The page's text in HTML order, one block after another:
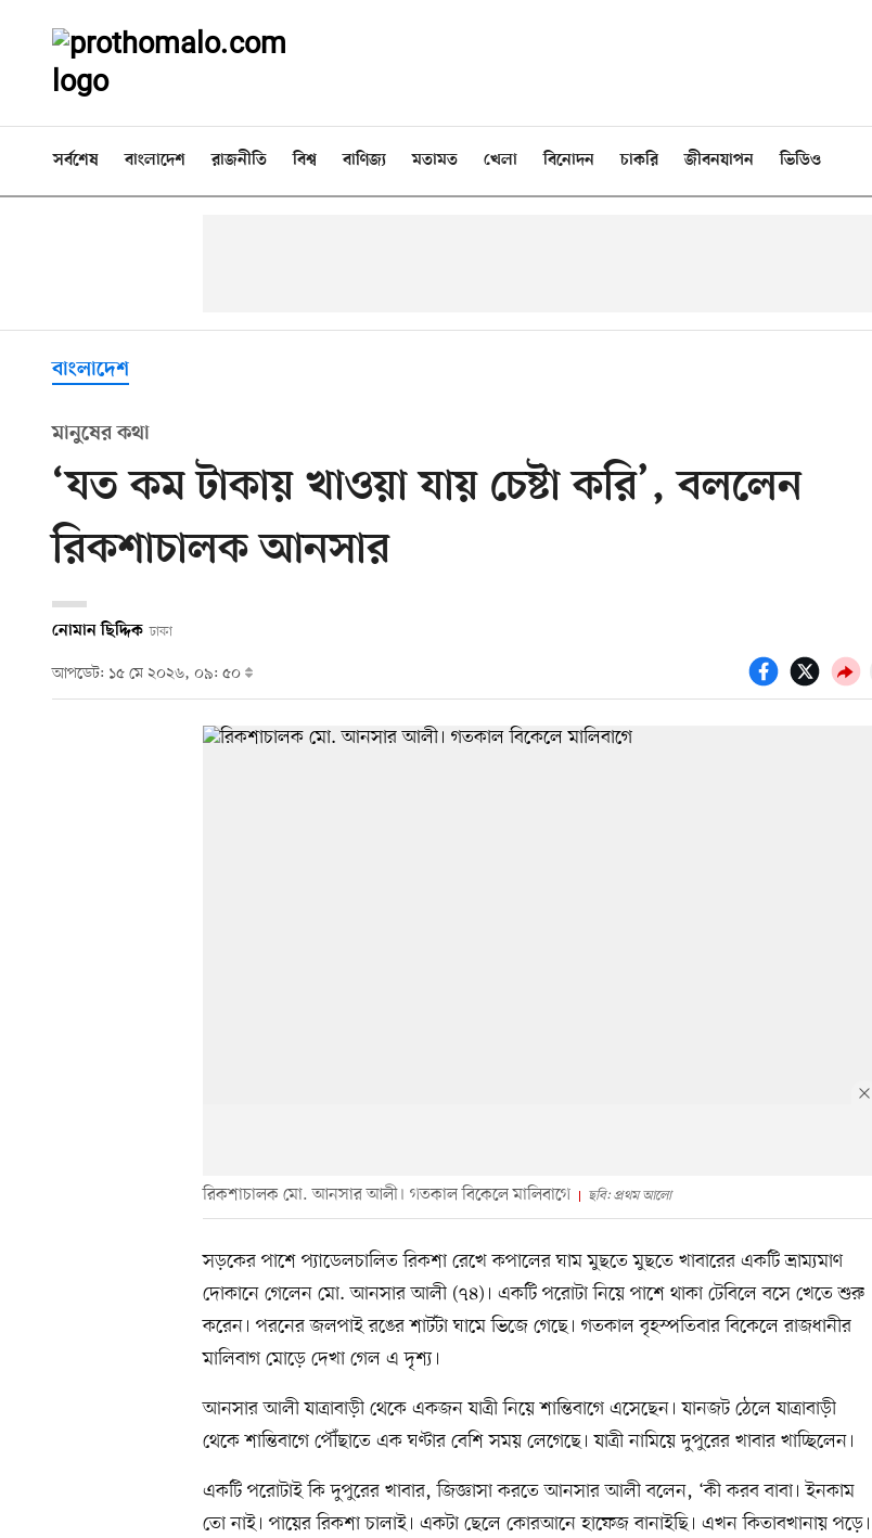
সর্বশেষ বাংলাদেশ রাজনীতি বিশ্ব বাণিজ্য মতামত খেলা বিনোদন চাকরি জীবনযাপন ভিডিও
বাংলাদেশ
মানুষের কথা
‘যত কম টাকায় খাওয়া যায় চেষ্টা করি’, বললেন
রিকশাচালক আনসার
নোমান ছিদ্দিক ঢাকা
আপডেট: ১৫ মে ২০২৬, ০৯: ৫০
রিকশাচালক মো. আনসার আলী। গতকাল বিকেলে মালিবাগে ছবি: প্রথম আলো
সড়কের পাশে প্যাডেলচালিত রিকশা রেখে কপালের ঘাম মুছতে মুছতে খাবারের একটি ভ্রাম্যমাণ
দোকানে গেলেন মো. আনসার আলী (৭৪)। একটি পরোটা নিয়ে পাশে থাকা টেবিলে বসে খেতে শুরু
করেন। পরনের জলপাই রঙের শার্টটা ঘামে ভিজে গেছে। গতকাল বৃহস্পতিবার বিকেলে রাজধানীর
মালিবাগ মোড়ে দেখা গেল এ দৃশ্য।
আনসার আলী যাত্রাবাড়ী থেকে একজন যাত্রী নিয়ে শান্তিবাগে এসেছেন। যানজট ঠেলে যাত্রাবাড়ী
থেকে শান্তিবাগে পৌঁছাতে এক ঘণ্টার বেশি সময় লেগেছে। যাত্রী নামিয়ে দুপুরের খাবার খাচ্ছিলেন।
একটি পরোটাই কি দুপুরের খাবার, জিজ্ঞাসা করতে আনসার আলী বলেন, ‘কী করব বাবা। ইনকাম
তো নাই। পায়ের রিকশা চালাই। একটা ছেলে কোরআনে হাফেজ বানাইছি। এখন কিতাবখানায় পড়ে।